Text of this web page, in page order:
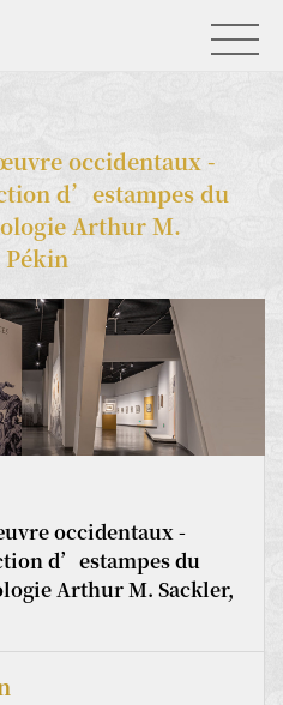
occidentaux -
d’estampes du
Arthur M.
Pékin
occidentaux -
d’estampes du
Arthur M. Sackler,